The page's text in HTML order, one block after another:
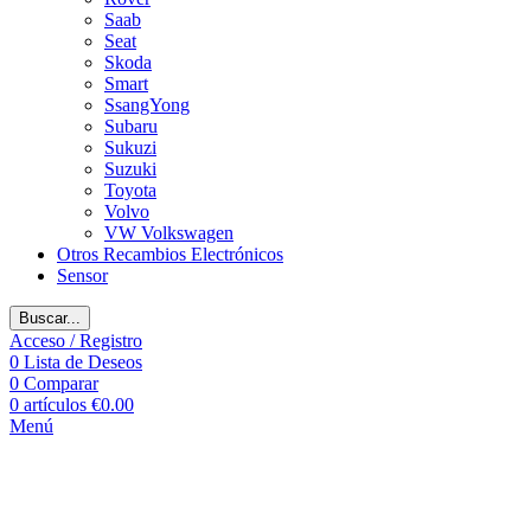
Saab
Seat
Skoda
Smart
SsangYong
Subaru
Sukuzi
Suzuki
Toyota
Volvo
VW Volkswagen
Otros Recambios Electrónicos
Sensor
Buscar...
Acceso / Registro
0 Lista de Deseos
0 Comparar
0 artículos €0.00
Menú